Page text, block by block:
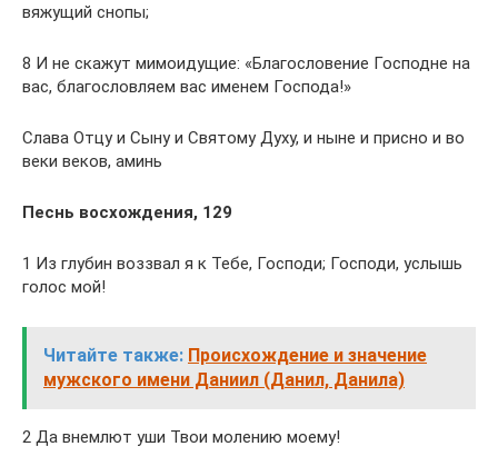
вяжущий снопы;
8 И не скажут мимоидущие: «Благословение Господне на
вас, благословляем вас именем Господа!»
Слава Отцу и Сыну и Святому Духу, и ныне и присно и во
веки веков, аминь
Песнь восхождения, 129
1 Из глубин воззвал я к Тебе, Господи; Господи, услышь
голос мой!
Читайте также: Происхождение и значение
мужского имени Даниил (Данил, Данила)
2 Да внемлют уши Твои молению моему!